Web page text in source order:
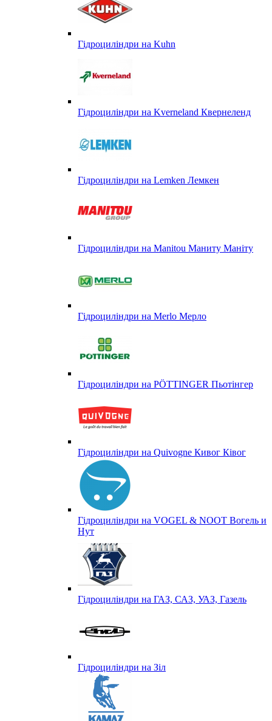
Гідроциліндри на Kuhn
Гідроциліндри на Kverneland Квернеленд
Гідроциліндри на Lemken Лемкен
Гідроциліндри на Manitou Маниту Маніту
Гідроциліндри на Merlo Мерло
Гідроциліндри на PÖTTINGER Пьотінгер
Гідроциліндри на Quivogne Кивог Ківог
Гідроциліндри на VOGEL & NOOT Вогель и
Нут
Гідроциліндри на ГАЗ, САЗ, УАЗ, Газель
Гідроциліндри на Зіл